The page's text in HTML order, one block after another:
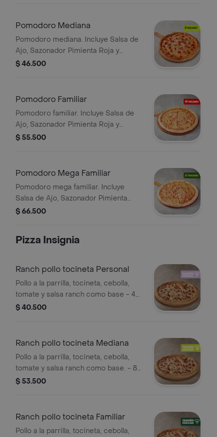
Pomodoro Mediana
Pomodoro mediana. Incluye Salsa de
Ajo, Sazonador Pimienta Roja y
Pepperoncini.
$ 46.500
Pomodoro Familiar
Pomodoro familiar. Incluye Salsa de
Ajo, Sazonador Pimienta Roja y
Pepperoncini.
$ 55.500
Pomodoro Mega Familiar
Pomodoro mega familiar. Incluye
Salsa de Ajo, Sazonador Pimienta
Roja y Pepperoncini.
$ 66.500
Pizza Insignia
Ranch pollo tocineta Personal
Pollo a la parrilla, tocineta, cebolla,
tomate y salsa ranch como base - 4
porciones. Incluye Salsa de Ajo,
$ 40.500
Ranch pollo tocineta Mediana
Pollo a la parrilla, tocineta, cebolla,
tomate y salsa ranch como base. - 8
porciones. Incluye Salsa de Ajo,
$ 53.500
Ranch pollo tocineta Familiar
Pollo a la parrilla, tocineta, cebolla,